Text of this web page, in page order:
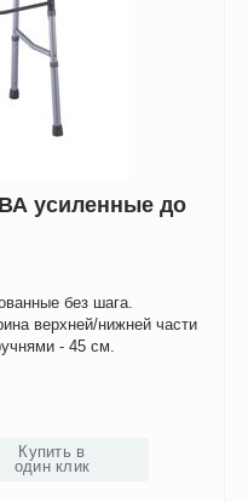
усиленные до
без шага.
верхней/нижней части
- 45 см.
Купить в
один клик